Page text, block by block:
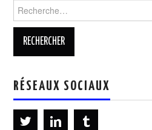
Rechercher :
RÉSEAUX SOCIAUX